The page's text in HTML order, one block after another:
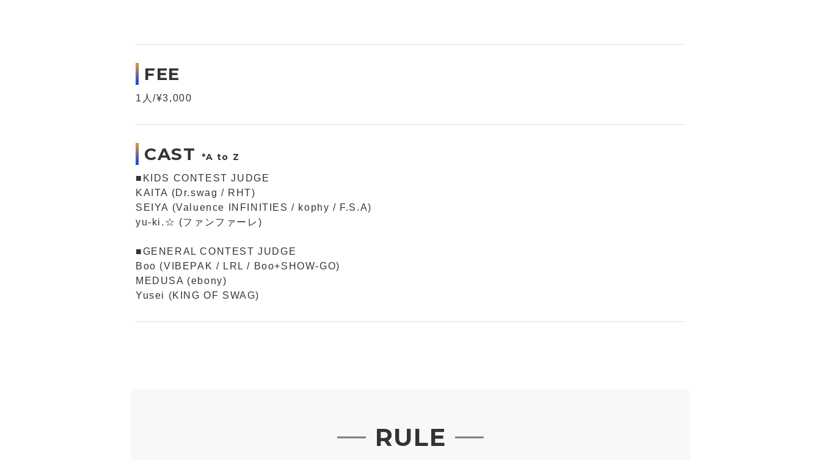
FEE
1人/¥3,000
CAST *A to Z
■KIDS CONTEST JUDGE
KAITA (Dr.swag / RHT)
SEIYA (Valuence INFINITIES / kophy / F.S.A)
yu-ki.☆ (ファンファーレ)
■GENERAL CONTEST JUDGE
Boo (VIBEPAK / LRL / Boo+SHOW-GO)
MEDUSA (ebony)
Yusei (KING OF SWAG)
RULE